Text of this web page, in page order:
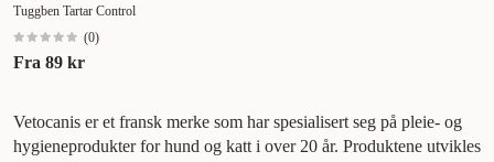
Tuggben Tartar Control
(0)
Fra 89 kr
Vetocanis er et fransk merke som har spesialisert seg på pleie- og
hygieneprodukter for hund og katt i over 20 år. Produktene utvikles